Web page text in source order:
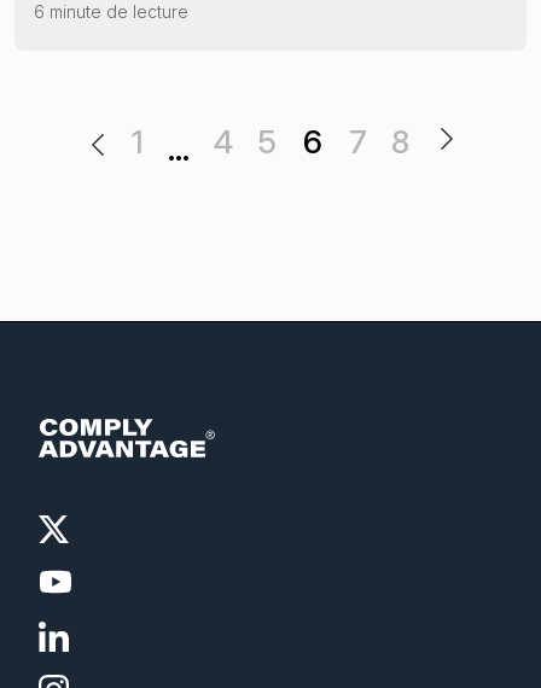
6 minute de lecture
1 … 4 5 6 7 8